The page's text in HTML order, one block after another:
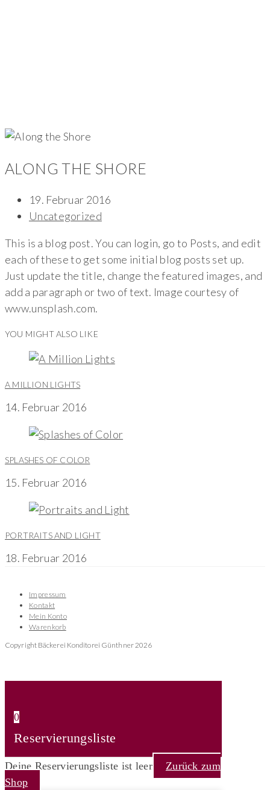
ALONG THE SHORE
19. Februar 2016
Uncategorized
This is a blog post. You can login, go to Posts, and edit
each of these to get some initial blog posts set up.
Just update the title, change the featured images, and
add a paragraph or two of text. Image courtesy of
www.unsplash.com.
YOU MIGHT ALSO LIKE
A MILLION LIGHTS
14. Februar 2016
SPLASHES OF COLOR
15. Februar 2016
PORTRAITS AND LIGHT
18. Februar 2016
Impressum
Kontakt
Mein Konto
Warenkorb
Copyright Bäckerei Konditorei Günthner 2026
0
Reservierungsliste
Deine Reservierungsliste ist leer
Zurück zum
Shop